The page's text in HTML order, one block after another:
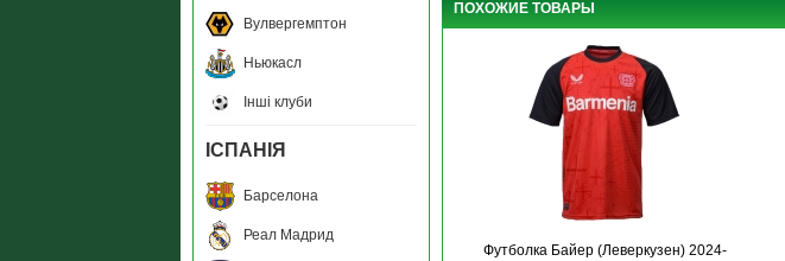
Вулвергемптон
Ньюкасл
Інші клуби
ІСПАНІЯ
Барселона
Реал Мадрид
ПОХОЖИЕ ТОВАРЫ
Футболка Байер (Леверкузен) 2024-